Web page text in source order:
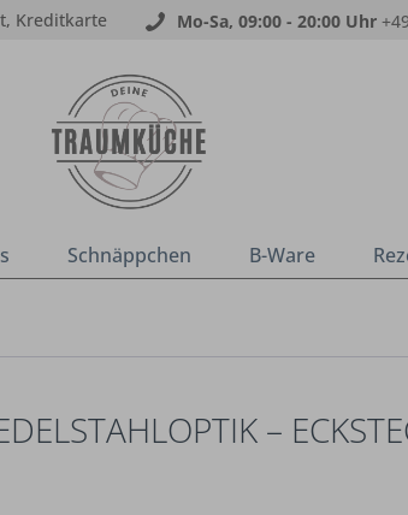
Kreditkarte Mo-Sa, 09:00 - 20:00 Uhr
Schnäppchen B-Ware
–